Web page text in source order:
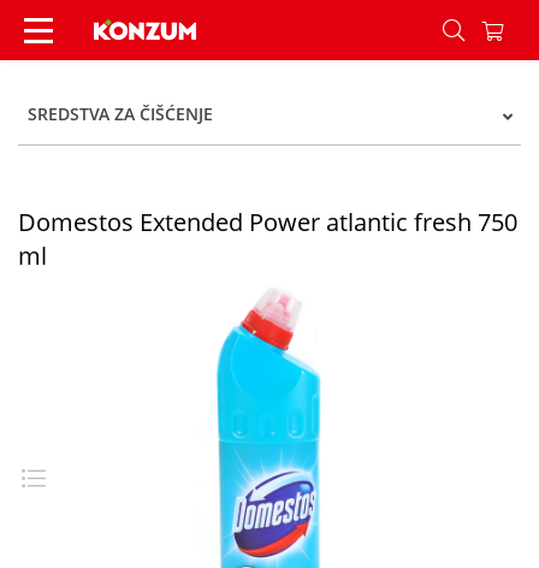
Domestos Extended Power atlantic fresh 750 ml
SREDSTVA ZA ČIŠĆENJE
Domestos Extended Power atlantic fresh 750
ml